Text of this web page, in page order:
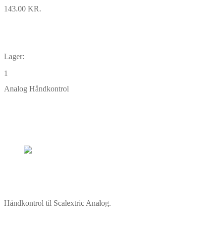
143.00 KR.
Lager:
1
Analog Håndkontrol
Håndkontrol til Scalextric Analog.